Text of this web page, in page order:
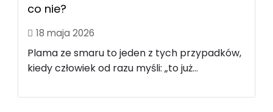
co nie?
18 maja 2026
Plama ze smaru to jeden z tych przypadków,
kiedy człowiek od razu myśli: „to już...